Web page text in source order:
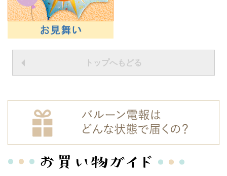
トップへもどる